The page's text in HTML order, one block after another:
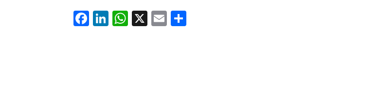
Fa
ce
Li
nk
W
ha
X E
m